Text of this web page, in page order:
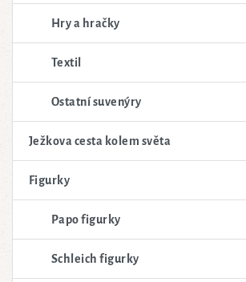
Hry a hračky
Textil
Ostatní suvenýry
Ježkova cesta kolem světa
Figurky
Papo figurky
Schleich figurky